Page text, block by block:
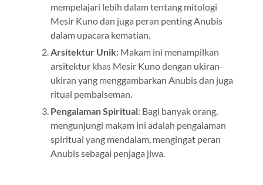
mempelajari lebih dalam tentang mitologi
Mesir Kuno dan juga peran penting Anubis
dalam upacara kematian.
Arsitektur Unik: Makam ini menampilkan
arsitektur khas Mesir Kuno dengan ukiran-
ukiran yang menggambarkan Anubis dan juga
ritual pembalseman.
Pengalaman Spiritual: Bagi banyak orang,
mengunjungi makam ini adalah pengalaman
spiritual yang mendalam, mengingat peran
Anubis sebagai penjaga jiwa.